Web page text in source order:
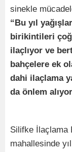
sinekle
“Bu yıl
birikintileri
ilaçlıyor ve
bahçelere ek
dahi ilaçlama
da önlem
Silifke İlaçlama
mahallesinde